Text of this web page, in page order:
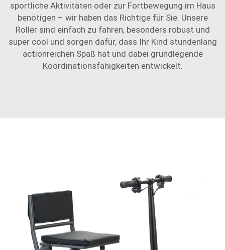
sportliche Aktivitäten oder zur Fortbewegung im Haus
benötigen – wir haben das Richtige für Sie. Unsere
Roller sind einfach zu fahren, besonders robust und
super cool und sorgen dafür, dass Ihr Kind stundenlang
actionreichen Spaß hat und dabei grundlegende
Koordinationsfähigkeiten entwickelt.